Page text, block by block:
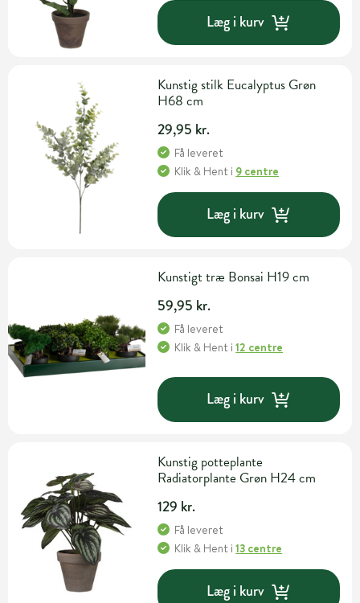
Læg i kurv
Kunstig stilk Eucalyptus Grøn
H68 cm
29,95 kr.
Få leveret
Klik & Hent i 9 centre
Læg i kurv
Kunstigt træ Bonsai H19 cm
59,95 kr.
Få leveret
Klik & Hent i12 centre
Læg i kurv
Kunstig potteplante
Radiatorplante Grøn H24 cm
129 kr.
Få leveret
Klik & Hent i13 centre
Læg i kurv